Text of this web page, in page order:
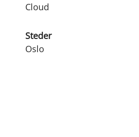
Cloud
Steder
Oslo